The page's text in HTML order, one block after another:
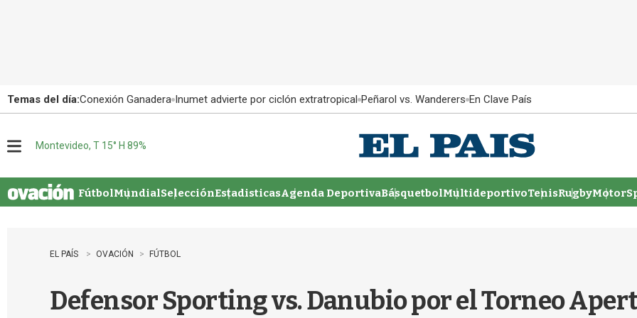
Temas del día:Conexión Ganadera Inumet advierte por ciclón extratropical Peñarol vs. Wanderers En Clave País
u
Montevideo, T 15° H 89%
FútbolMundialSelecciónEstadisticasAgenda DeportivaBásquetbolMultideportivoTenisRugby
EL PAÍS OVACIÓN FÚTBOL
Defensor Sporting vs. Danubio por el Torneo